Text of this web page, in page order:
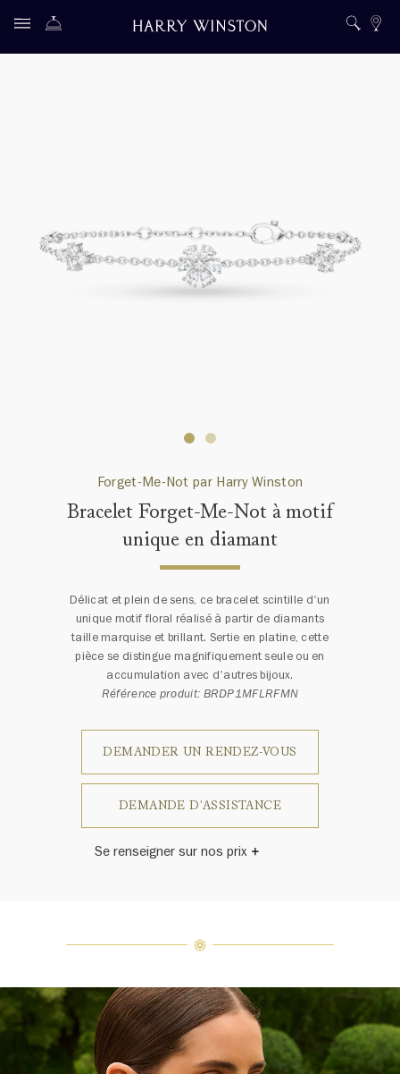
Forget-Me-Not par Harry Winston
Bracelet Forget-Me-Not à motif
unique en diamant
Délicat et plein de sens, ce bracelet scintille d'un
unique motif floral réalisé à partir de diamants
taille marquise et brillant. Sertie en platine, cette
pièce se distingue magnifiquement seule ou en
accumulation avec d'autres bijoux.
Référence produit: BRDP1MFLRFMN
DEMANDER UN RENDEZ-VOUS
DEMANDE D'ASSISTANCE
Se renseigner sur nos prix
assemblage exclusif de diamants
poids en carats et la quantité de
pierres peuvent varier légèrement
d'une pièce à l'autre. Pour obtenir
de plus amples renseignements,
veuillez contacter le service